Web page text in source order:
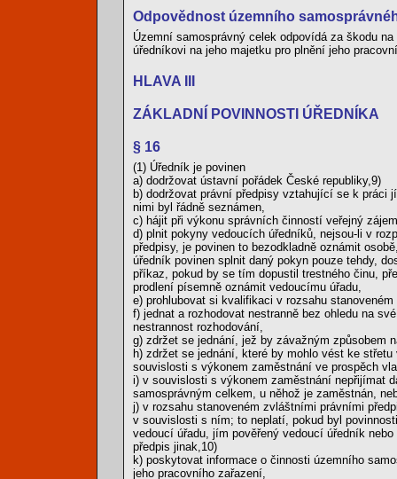
Odpovědnost územního
Územní samosprávný celek odpovídá za škodu
úředníkovi na jeho majetku pro plnění jeho
HLAVA III
ZÁKLADNÍ POVINNOSTI ÚŘEDNÍKA
§ 16
(1) Úředník je povinen
a) dodržovat ústavní pořádek České republiky,9)
b) dodržovat právní předpisy vztahující se k
nimi byl řádně seznámen,
c) hájit při výkonu správních činností veřejný
d) plnit pokyny vedoucích úředníků, nejsou-li v
předpisy, je povinen to bezodkladně oznámit
úředník povinen splnit daný pokyn pouze tehdy,
příkaz, pokud by se tím dopustil trestného činu,
prodlení písemně oznámit vedoucímu úřadu,
e) prohlubovat si kvalifikaci v rozsahu
f) jednat a rozhodovat nestranně bez ohledu na
nestrannost rozhodování,
g) zdržet se jednání, jež by závažným způsobem
h) zdržet se jednání, které by mohlo vést ke
souvislosti s výkonem zaměstnání ve prospěch
i) v souvislosti s výkonem zaměstnání nepřijímat
samosprávným celkem, u něhož je zaměstnán,
j) v rozsahu stanoveném zvláštními právními
v souvislosti s ním; to neplatí, pokud byl
vedoucí úřadu, jím pověřený vedoucí úředník
předpis jinak,10)
k) poskytovat informace o činnosti územního
jeho pracovního zařazení,